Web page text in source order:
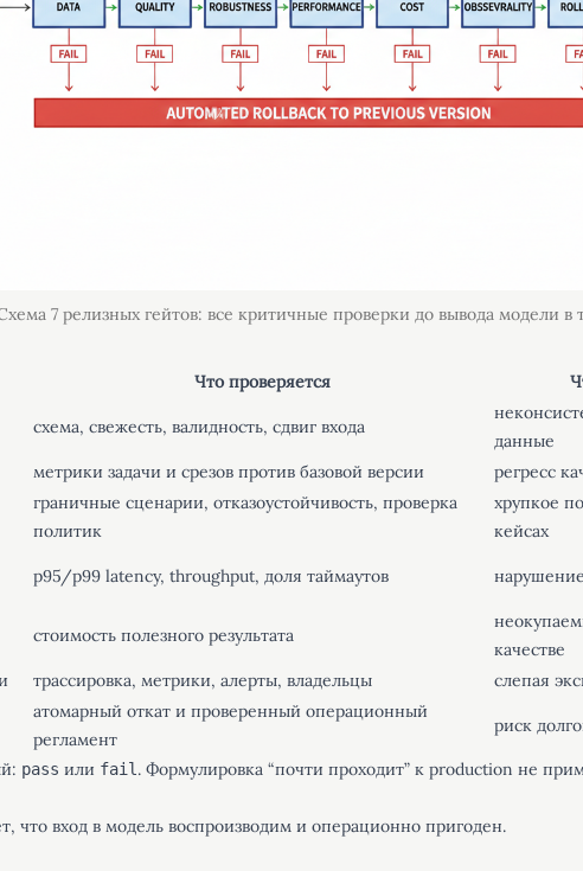
7 релизных гейтов: все критичные проверки до вывода модели в
Что проверяется
схема, свежесть, валидность, сдвиг входа
данные
метрики задачи и срезов против базовой версии регресс
граничные сценарии, отказоустойчивость, проверка
политик
хрупкое
кейсах
p95/p99 latency, throughput, доля таймаутов
стоимость полезного результата
качестве
трассировка, метрики, алерты, владельцы слепая
атомарный откат и проверенный операционный
регламент
риск
pass или fail . Формулировка “почти проходит” к production не
что вход в модель воспроизводим и операционно пригоден.